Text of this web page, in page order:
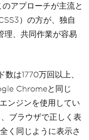
アプローチが主流と
）の方が、独自
理、共同作業が容易
は1770万回以上、
Chromeと同じ
ンジンを使用してい
ブラウザで正しく表
く同じように表示さ